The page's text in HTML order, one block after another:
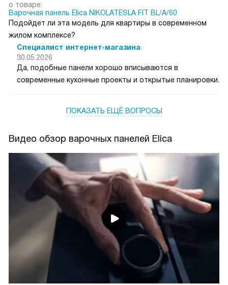
о товаре:
Варочная панель Elica NIKOLATESLA FIT BL/A/60
Подойдет ли эта модель для квартиры в современном
жилом комплексе?
Специалист интернет-магазина
30.05.2026
Да, подобные панели хорошо вписываются в
современные кухонные проекты и открытые планировки.
ПОКАЗАТЬ ЕЩЁ ВОПРОСЫ
Видео обзор варочных панелей Elica